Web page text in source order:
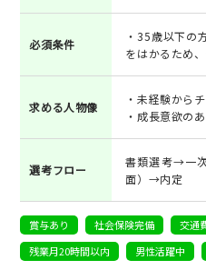
必須条件
・35歳以下の
をはかるため
求める人物像
・未経験から
・成長意欲の
選考フロー
書類選考→一
面）→内定
賞与あり 社会保険完備 交通
残業月20時間以内
男性活躍中